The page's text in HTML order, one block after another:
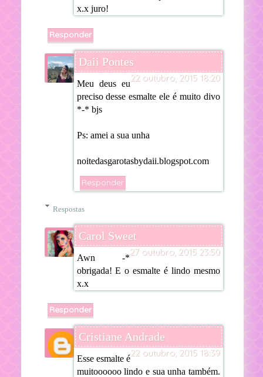
x.x juro!
Responder
Daii Pontes
22 outubro, 2015 18:20
Meu deus eu
preciso desse esmalte ele é muito divo
*-* bjs
Ps: amei a sua unha
noitedasgarotasbydaii.blogspot.com
Responder
Respostas
Carol Sweet
27 outubro, 2015 23:50
Awn -*
obrigada! E o esmalte é lindo mesmo
x.x
Responder
Cristiane Andrade
22 outubro, 2015 18:39
Esse esmalte é
muitoooooo lindo e sua unha também.